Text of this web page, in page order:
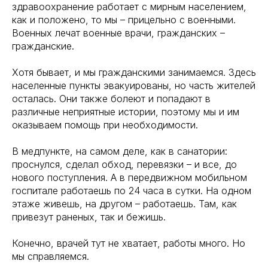
здравоохранение работает с мирным населением,
как и положено, то мы – прицельно с военными.
Военных лечат военные врачи, гражданских –
гражданские.
Хотя бывает, и мы гражданскими занимаемся. Здесь
населенные пункты эвакуированы, но часть жителей
осталась. Они также болеют и попадают в
различные неприятные истории, поэтому мы и им
оказываем помощь при необходимости.
В медпункте, на самом деле, как в санатории:
проснулся, сделал обход, перевязки – и все, до
нового поступления. А в передвижном мобильном
госпитале работаешь по 24 часа в сутки. На одном
этаже живешь, на другом – работаешь. Там, как
привезут раненых, так и бежишь.
Конечно, врачей тут не хватает, работы много. Но
мы справляемся.